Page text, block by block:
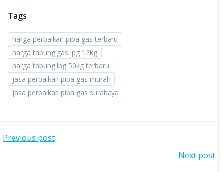
Tags
harga perbaikan pipa gas terbaru
harga tabung gas lpg 12kg
harga tabung lpg 50kg terbaru
jasa perbaikan pipa gas murah
jasa perbaikan pipa gas surabaya
Post
Previous post
Next post